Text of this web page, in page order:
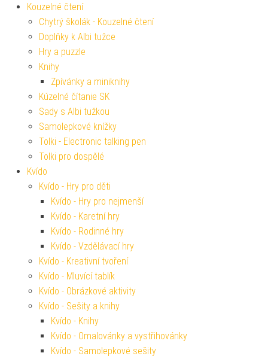
Kouzelné čtení
Chytrý školák - Kouzelné čtení
Doplňky k Albi tužce
Hry a puzzle
Knihy
Zpívánky a miniknihy
Kúzelné čítanie SK
Sady s Albi tužkou
Samolepkové knížky
Tolki - Electronic talking pen
Tolki pro dospělé
Kvído
Kvído - Hry pro děti
Kvído - Hry pro nejmenší
Kvído - Karetní hry
Kvído - Rodinné hry
Kvído - Vzdělávací hry
Kvído - Kreativní tvoření
Kvído - Mluvící tablík
Kvído - Obrázkové aktivity
Kvído - Sešity a knihy
Kvído - Knihy
Kvído - Omalovánky a vystřihovánky
Kvído - Samolepkové sešity